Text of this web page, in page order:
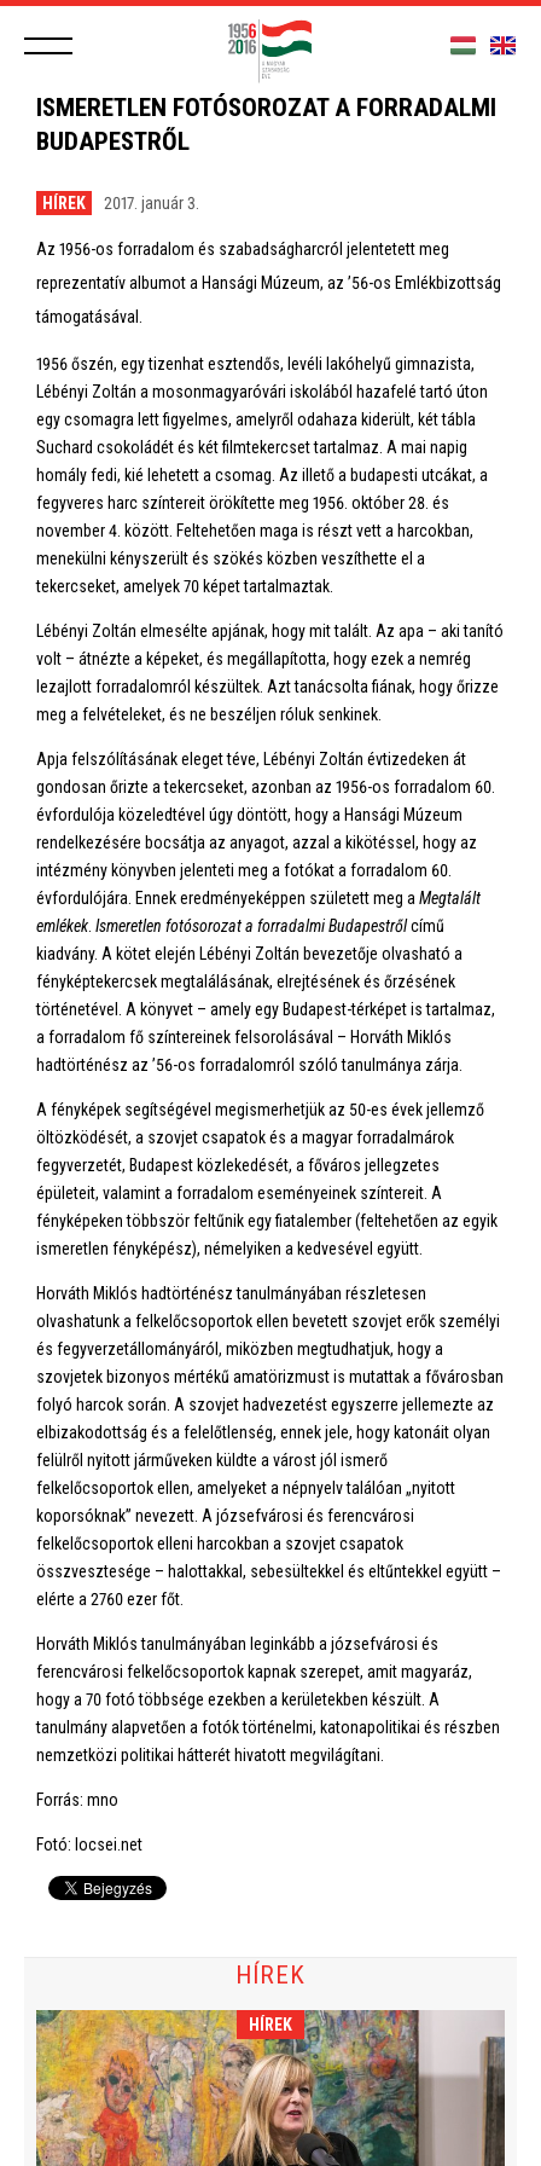
ISMERETLEN FOTÓSOROZAT A FORRADALMI
BUDAPESTRŐL
HÍREK 2017. január 3.
Az 1956-os forradalom és szabadságharcról jelentetett meg
reprezentatív albumot a Hansági Múzeum, az ’56-os Emlékbizottság
támogatásával.
1956 őszén, egy tizenhat esztendős, levéli lakóhelyű gimnazista,
Lébényi Zoltán a mosonmagyaróvári iskolából hazafelé tartó úton
egy csomagra lett figyelmes, amelyről odahaza kiderült, két tábla
Suchard csokoládét és két filmtekercset tartalmaz. A mai napig
homály fedi, kié lehetett a csomag. Az illető a budapesti utcákat, a
fegyveres harc színtereit örökítette meg 1956. október 28. és
november 4. között. Feltehetően maga is részt vett a harcokban,
menekülni kényszerült és szökés közben veszíthette el a
tekercseket, amelyek 70 képet tartalmaztak.
Lébényi Zoltán elmesélte apjának, hogy mit talált. Az apa – aki tanító
volt – átnézte a képeket, és megállapította, hogy ezek a nemrég
lezajlott forradalomról készültek. Azt tanácsolta fiának, hogy őrizze
meg a felvételeket, és ne beszéljen róluk senkinek.
Apja felszólításának eleget téve, Lébényi Zoltán évtizedeken át
gondosan őrizte a tekercseket, azonban az 1956-os forradalom 60.
évfordulója közeledtével úgy döntött, hogy a Hansági Múzeum
rendelkezésére bocsátja az anyagot, azzal a kikötéssel, hogy az
intézmény könyvben jelenteti meg a fotókat a forradalom 60.
évfordulójára. Ennek eredményeképpen született meg a Megtalált
emlékek Ismeretlen fotósorozat a forradalmi Budapestrőlcímű
kiadvány. A kötet elején Lébényi Zoltán bevezetője olvasható a
fényképtekercsek megtalálásának, elrejtésének és őrzésének
történetével. A könyvet – amely egy Budapest-térképet is tartalmaz,
a forradalom fő színtereinek felsorolásával – Horváth Miklós
hadtörténész az ’56-os forradalomról szóló tanulmánya zárja.
A fényképek segítségével megismerhetjük az 50-es évek jellemző
öltözködését, a szovjet csapatok és a magyar forradalmárok
fegyverzetét, Budapest közlekedését, a főváros jellegzetes
épületeit, valamint a forradalom eseményeinek színtereit. A
fényképeken többször feltűnik egy fiatalember (feltehetően az egyik
ismeretlen fényképész), némelyiken a kedvesével együtt.
Horváth Miklós hadtörténész tanulmányában részletesen
olvashatunk a felkelőcsoportok ellen bevetett szovjet erők személyi
és fegyverzetállományáról, miközben megtudhatjuk, hogy a
szovjetek bizonyos mértékű amatörizmust is mutattak a fővárosban
folyó harcok során. A szovjet hadvezetést egyszerre jellemezte az
elbizakodottság és a felelőtlenség, ennek jele, hogy katonáit olyan
felülről nyitott járműveken küldte a várost jól ismerő
felkelőcsoportok ellen, amelyeket a népnyelv találóan „nyitott
koporsóknak” nevezett. A józsefvárosi és ferencvárosi
felkelőcsoportok elleni harcokban a szovjet csapatok
összvesztesége – halottakkal, sebesültekkel és eltűntekkel együtt –
elérte a 2760 ezer főt.
Horváth Miklós tanulmányában leginkább a józsefvárosi és
ferencvárosi felkelőcsoportok kapnak szerepet, amit magyaráz,
hogy a 70 fotó többsége ezekben a kerületekben készült. A
tanulmány alapvetően a fotók történelmi, katonapolitikai és részben
nemzetközi politikai hátterét hivatott megvilágítani.
Forrás: mno
Fotó: locsei.net
HÍREK
HÍREK